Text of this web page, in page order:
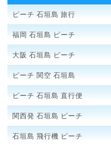
ピーチ 石垣島 旅行
福岡 石垣島 ピーチ
大阪 石垣島 ピーチ
ピーチ 関空 石垣島
ピーチ 石垣島 直行便
関西発 石垣島 ピーチ
石垣島 飛行機 ピーチ